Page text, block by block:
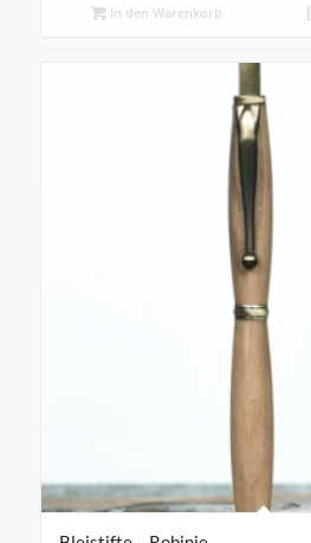
In den Warenkorb